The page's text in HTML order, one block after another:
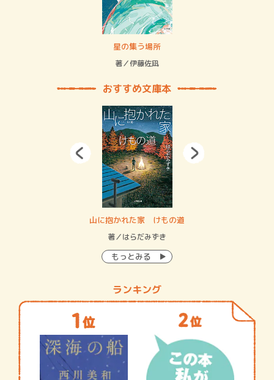
星の集う場所
著／伊藤佐凪
おすすめ文庫本
山に抱かれた家 けもの道
著／はらだみずき
もっとみる
ランキング